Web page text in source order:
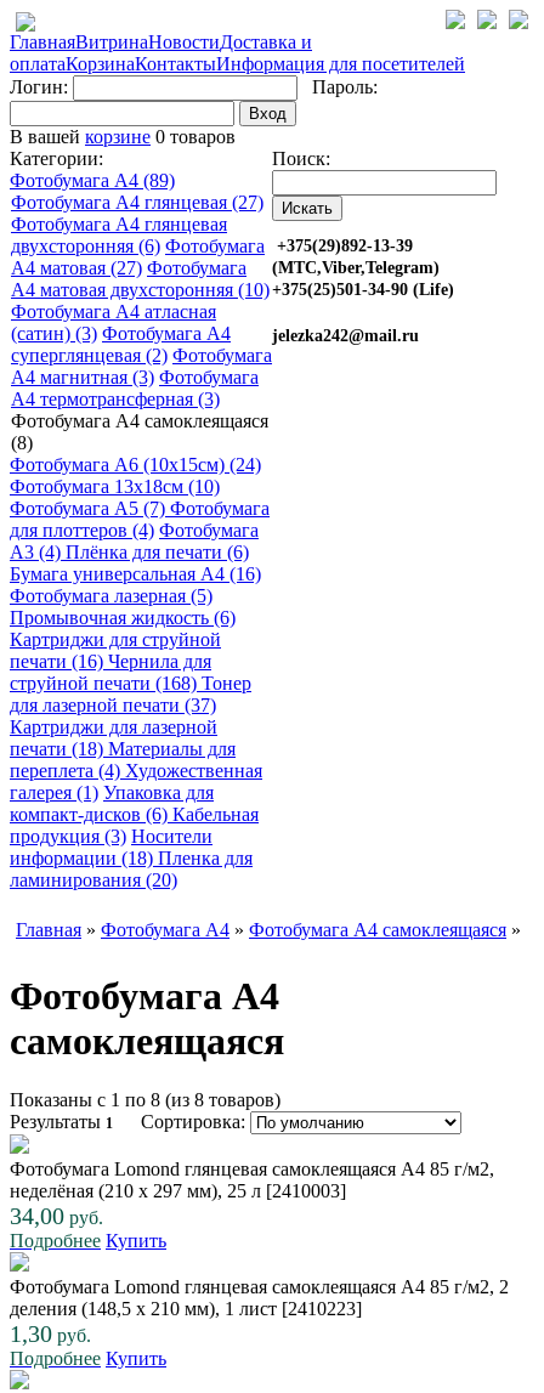
ГлавнаяВитринаНовостиДоставка и
оплатаКорзинаКонтактыИнформация для посетителей
Логин:
Пароль:
Вход
В вашей корзине 0 товаров
Категории:
Фотобумага A4 (89)
Фотобумага A4 глянцевая (27)
Фотобумага A4 глянцевая
двухсторонняя (6) Фотобумага
A4 матовая (27) Фотобумага
A4 матовая двухсторонняя (10)
Фотобумага A4 атласная
(сатин) (3) Фотобумага A4
суперглянцевая (2) Фотобумага
A4 магнитная (3) Фотобумага
A4 термотрансферная (3)
Фотобумага A4 самоклеящаяся
(8)
Фотобумага A6 (10х15см) (24)
Фотобумага 13х18см (10)
Фотобумага A5 (7) Фотобумага
для плоттеров (4) Фотобумага
A3 (4) Плёнка для печати (6)
Бумага универсальная A4 (16)
Фотобумага лазерная (5)
Промывочная жидкость (6)
Картриджи для струйной
печати (16) Чернила для
струйной печати (168) Тонер
для лазерной печати (37)
Картриджи для лазерной
печати (18) Материалы для
переплета (4) Художественная
галерея (1) Упаковка для
компакт-дисков (6) Кабельная
продукция (3) Носители
информации (18) Пленка для
ламинирования (20)
Поиск:
+375(29)892-13-39
(МТС,Viber,Telegram)
+375(25)501-34-90 (Life)
jelezka242@mail.ru
Главная » Фотобумага A4 » Фотобумага A4 самоклеящаяся »
Фотобумага A4
самоклеящаяся
Показаны с 1 по 8 (из 8 товаров)
Результаты 1 Сортировка:
Фотобумага Lomond глянцевая самоклеящаяся A4 85 г/м2,
неделёная (210 x 297 мм), 25 л [2410003]
34,00 руб.
Подробнее Купить
Фотобумага Lomond глянцевая самоклеящаяся A4 85 г/м2, 2
деления (148,5 x 210 мм), 1 лист [2410223]
1,30 руб.
Подробнее Купить